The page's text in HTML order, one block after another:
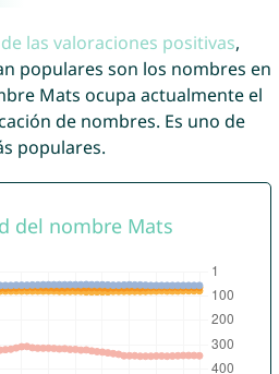
las valoraciones positivas,
populares son los nombres en
Mats ocupa actualmente el
de nombres. Es uno de
populares.